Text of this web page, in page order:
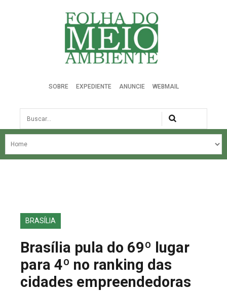
Folha do Meio Ambiente
SOBRE EXPEDIENTE ANUNCIE WEBMAIL
Busca
NOSSA HISTÓRIA
EDIÇÕES ANTERIORES
FALE CONOSCO
BRASÍLIA
Brasília pula do 69º lugar
para 4º no ranking das
cidades empreendedoras